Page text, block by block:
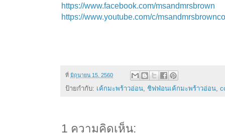
https://www.facebook.com/msandmrsbrown
https://www.youtube.com/c/
ที่ มิถุนายน 15, 2560
ป้ายกำกับ: เค้กมะพร้าวอ่อน, ชิฟฟ่อนเค้กมะพร้าวอ่อน,
1 ความคิดเห็น: